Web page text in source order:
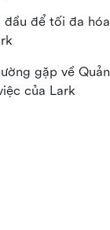
đầu để tối đa hóa
gặp về Quản
của Lark